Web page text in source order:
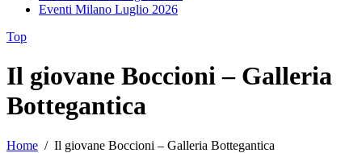
Eventi Milano Luglio 2026
Top
Il giovane Boccioni – Galleria
Bottegantica
Home / Il giovane Boccioni – Galleria Bottegantica